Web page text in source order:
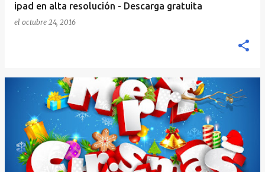
ipad en alta resolución - Descarga gratuita
el octubre 24, 2016